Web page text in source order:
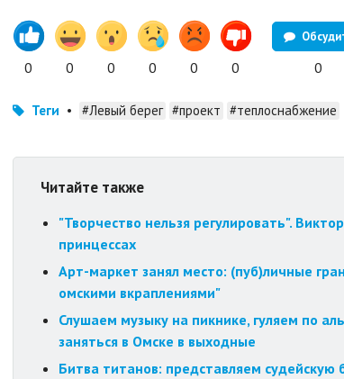
0 0 0 0 0 0 0
Теги • #Левый берег #проект #теплоснабжение
Читайте также
"Творчество нельзя регулировать".
принцессах
Арт-маркет занял место: (пуб)личные
омскими вкраплениями"
Слушаем музыку на пикнике, гуляем по
заняться в Омске в выходные
Битва титанов: представляем судейскую